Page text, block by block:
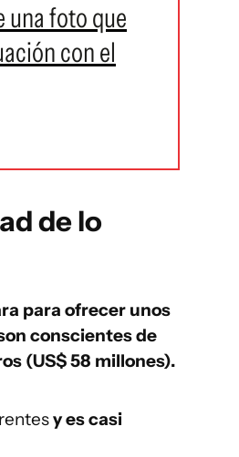
una foto que
con el
de lo
para ofrecer unos
conscientes de
(US$ 58 millones).
y es casi